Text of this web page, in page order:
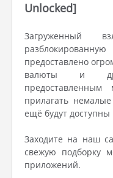
Unlocked]
Загруженный
предоставлено
валюты и
прилагать
ещё будут
Заходите на наш
свежую подборку
приложений.